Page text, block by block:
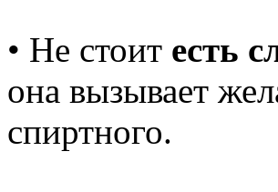
• Не стоит есть
она вызывает
спиртного.